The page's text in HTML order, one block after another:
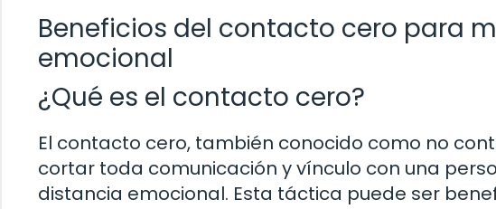
Beneficios del contacto cero para
emocional
¿Qué es el contacto cero?
El contacto cero, también conocido como no
cortar toda comunicación y vínculo con una
distancia emocional. Esta táctica puede ser